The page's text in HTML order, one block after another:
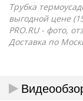
Трубка
выгодной цене
PRO.RU - фото,
Доставка по